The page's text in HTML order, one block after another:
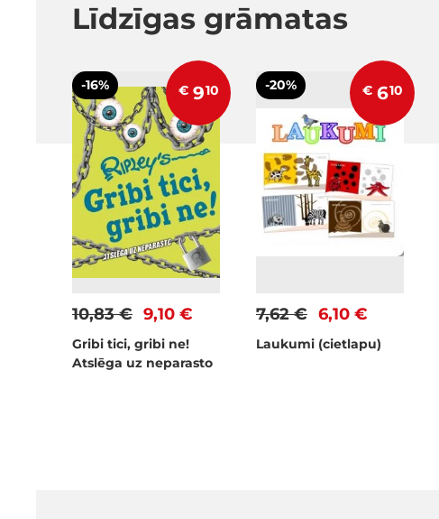
Līdzīgas grāmatas
-16% € 910
9,10 €
10,83 €
Gribi tici, gribi ne!
Atslēga uz neparasto
-20% € 610
6,10 €
7,62 €
Laukumi (cietlapu)